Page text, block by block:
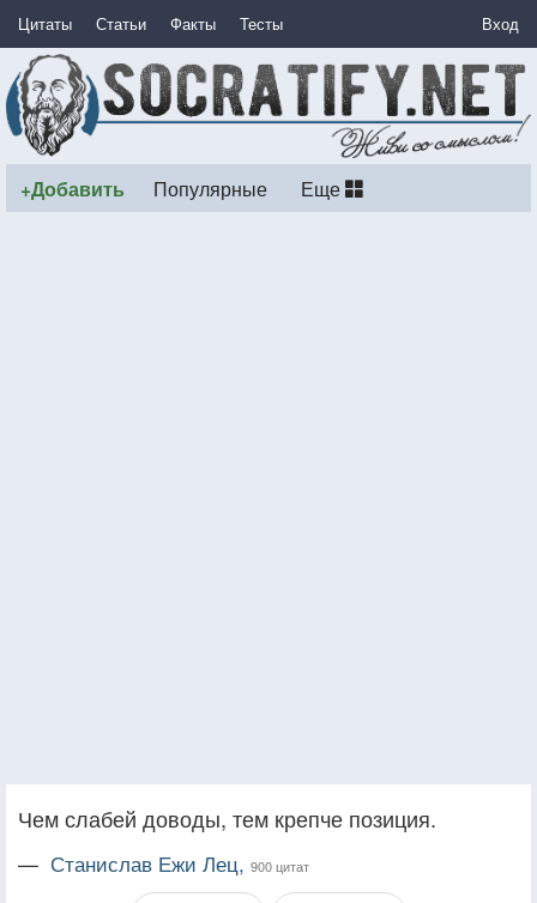
Цитаты Статьи Факты Тесты Вход
+Добавить Популярные Еще
Чем слабей доводы, тем крепче позиция.
— Станислав Ежи Лец, 900 цитат